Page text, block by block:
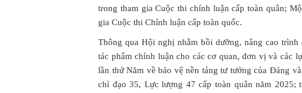
trong tham gia Cuộc thi chính luận cấp toàn quân;
gia Cuộc thi Chính luận cấp toàn quốc.
Thông qua Hội nghị nhằm bồi dưỡng, nâng cao
tác phẩm chính luận cho các cơ quan, đơn vị và các
lần thứ Năm về bảo vệ nền tảng tư tưởng của Đảng
chỉ đạo 35, Lực lượng 47 cấp toàn quân năm 2025;